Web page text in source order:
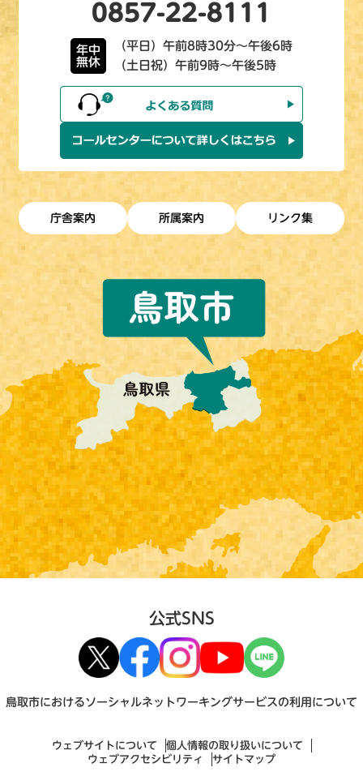
0857-22-8111
年中
無休
（平日）午前8時30分～午後6時
（土日祝）午前9時～午後5時
庁舎案内 所属案内 リンク集
公式SNS
鳥取市におけるソーシャルネットワーキングサービスの利用について
ウェブサイトについて
個人情報の取り扱いについて
ウェブアクセシビリティ
サイトマップ